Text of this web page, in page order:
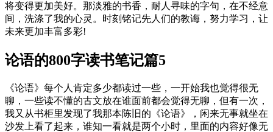
将变得更加美好。那淡雅的书香，耐人寻味的字句，在不经意
间，洗涤了我的心灵。时刻铭记先人们的教诲，努力学习，让
未来更加丰富多彩!
论语的800字读书笔记篇5
《论语》每个人肯定多少都读过一些，一开始我也觉得很无
聊，一些读不懂的古文放在谁面前都会觉得无聊，但有一次，
我又从书柜里发现了我那本陈旧的《论语》，闲来无事就坐在
沙发上看了起来，谁知一看就是两个小时，里面的内容好像无